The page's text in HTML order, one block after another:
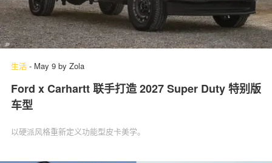
生活 - May 9 by Zola
Ford x Carhartt 联手打造 2027 Super Duty 特别版
车型
以硬派风格重新定义功能型皮卡美学。